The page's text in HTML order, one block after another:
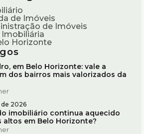
de Imóveis
de Imóveis
Imobiliária
Horizonte
em Belo Horizonte: vale a
dos bairros mais valorizados da
2026
imobiliário continua aquecido
altos em Belo Horizonte?